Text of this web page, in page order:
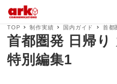
TOP 制作実績 国内ガイド 首都
首都圏発 日帰り
特別編集1